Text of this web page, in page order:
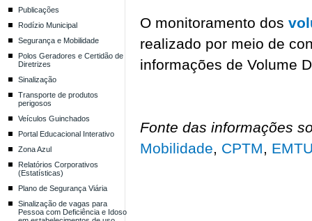
Publicações
Rodízio Municipal
Segurança e Mobilidade
Polos Geradores e Certidão de
Diretrizes
Sinalização
Transporte de produtos
perigosos
Veículos Guinchados
Portal Educacional Interativo
Zona Azul
Relatórios Corporativos
(Estatísticas)
Plano de Segurança Viária
Sinalização de vagas para
Pessoa com Deficiência e Idoso
O monitoramento dos
realizado por meio de
informações de Volume
Fonte das informações
Mobilidade, CPTM,